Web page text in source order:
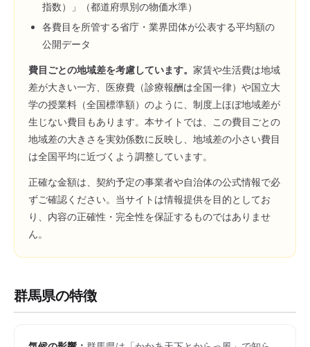
指数）」（都道府県別の物価水準）
各費目を所管する省庁・業界団体が公表する平均額の
公開データ
費目ごとの地域差を考慮しています。 家賃や生活費は地域
差が大きい一方、医療費（診療報酬は全国一律）や国立大
学の授業料（全国標準額）のように、制度上ほぼ地域差が
生じない費目もあります。本サイトでは、この費目ごとの
地域差の大きさを実効係数に反映し、地域差の小さい費目
は全国平均に近づくよう調整しています。
正確な金額は、契約予定の事業者や自治体の公式情報で必
ずご確認ください。当サイトは情報提供を目的としてお
り、内容の正確性・完全性を保証するものではありませ
ん。
群馬県の特徴